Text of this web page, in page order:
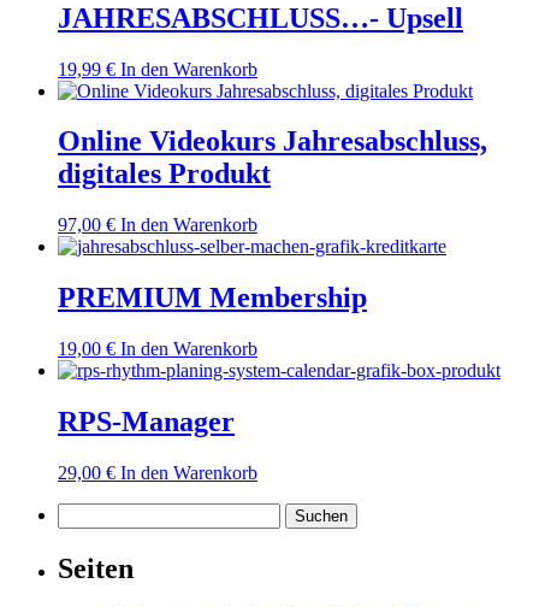
JAHRESABSCHLUSS…- Upsell
19,99 € In den Warenkorb
Online Videokurs Jahresabschluss,
digitales Produkt
97,00 € In den Warenkorb
PREMIUM Membership
19,00 € In den Warenkorb
RPS-Manager
29,00 € In den Warenkorb
nach:
Seiten